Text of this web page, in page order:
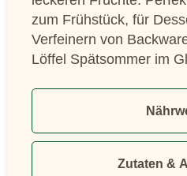
Zutaten &
zum Frühstück, für
Verfeinern von
Löffel Spätsommer im